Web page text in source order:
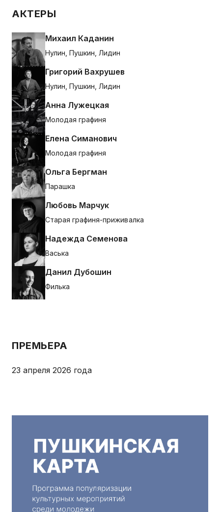
АКТЕРЫ
Михаил Каданин
Нулин, Пушкин, Лидин
Григорий Вахрушев
Нулин, Пушкин, Лидин
Анна Лужецкая
Молодая графиня
Елена Симанович
Молодая графиня
Ольга Бергман
Парашка
Любовь Марчук
Старая графиня-приживалка
Надежда Семенова
Васька
Данил Дубошин
Филька
ПРЕМЬЕРА
23 апреля 2026 года